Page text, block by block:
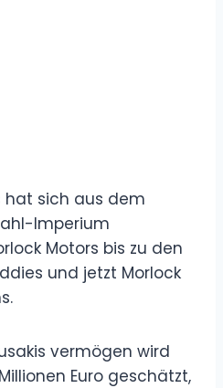
hat sich aus dem
Imperium
Motors bis zu den
und jetzt Morlock
vermögen wird
Euro geschätzt,